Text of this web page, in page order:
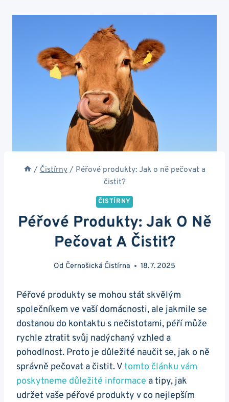
/ Čistírny / Péřové produkty: Jak o ně pečovat a
čistit?
ČISTÍRNY
Péřové Produkty: Jak O Ně
Pečovat A Čistit?
Od Černošická Čistírna 18. 7. 2025
Péřové produkty se mohou stát skvělým
společníkem ve vaší domácnosti, ale jakmile se
dostanou do kontaktu s nečistotami, péří může
rychle ztratit svůj nadýchaný vzhled a
pohodlnost. Proto je důležité naučit se, jak o ně
správně pečovat a čistit. Vtomto článku vám
poskytneme důležité informace a tipy, jak
udržet vaše péřové produkty v co nejlepším